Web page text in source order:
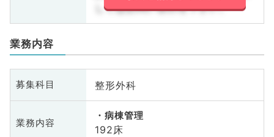
しくはお問い合わせ下さい。
業務内容
募集科目 整形外科
業務内容
病棟管理
192床